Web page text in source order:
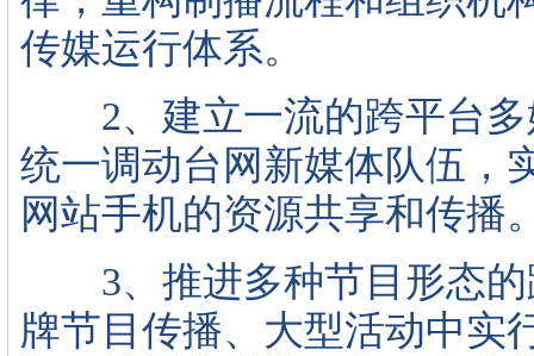
传媒运行体系。
2、建立一流的跨平台多
统一调动台网新媒体队伍，
网站手机的资源共享和传播
3、推进多种节目形态的
牌节目传播、大型活动中实